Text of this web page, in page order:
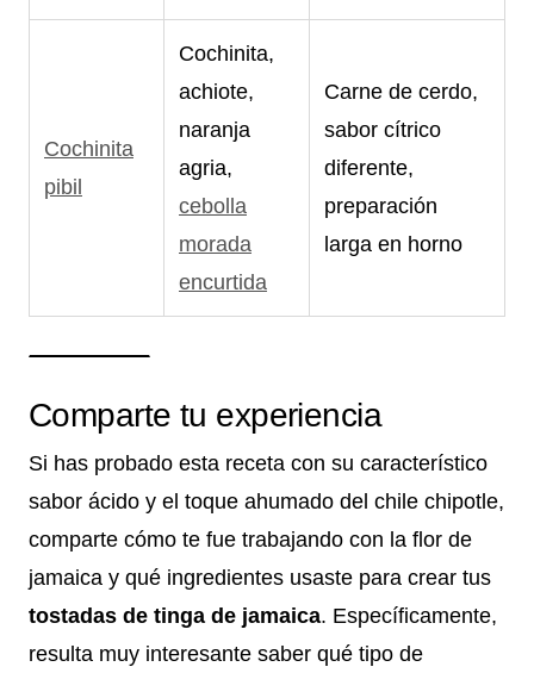
Cochinita
pibil
Cochinita,
achiote,
naranja
agria,
cebolla
morada
encurtida
Carne de cerdo,
sabor cítrico
diferente,
preparación
larga en horno
Comparte tu experiencia
Si has probado esta receta con su característico
sabor ácido y el toque ahumado del chile chipotle,
comparte cómo te fue trabajando con la flor de
jamaica y qué ingredientes usaste para crear tus
tostadas de tinga de jamaica. Específicamente,
resulta muy interesante saber qué tipo de